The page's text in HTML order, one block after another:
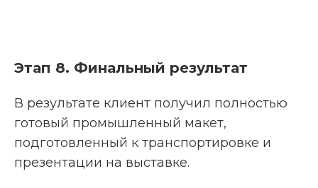
Этап 8. Финальный результат
В результате клиент получил полностью
готовый промышленный макет,
подготовленный к транспортировке и
презентации на выставке.